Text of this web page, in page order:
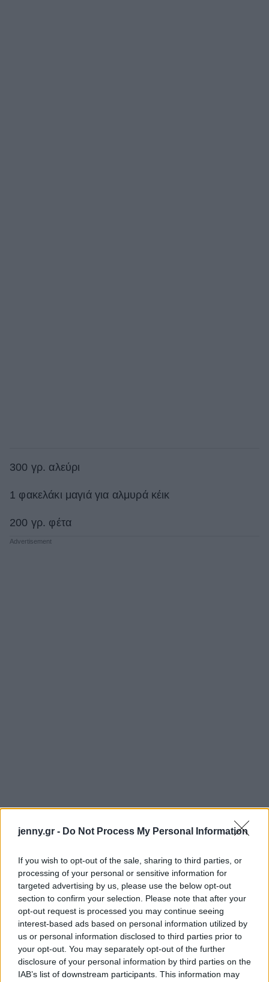
jenny.gr - Do Not Process My Personal Information
If you wish to opt-out of the sale, sharing to third parties, or
processing of your personal or sensitive information for
targeted advertising by us, please use the below opt-out
section to confirm your selection. Please note that after your
opt-out request is processed you may continue seeing
interest-based ads based on personal information utilized by
us or personal information disclosed to third parties prior to
your opt-out. You may separately opt-out of the further
disclosure of your personal information by third parties on the
IAB’s list of downstream participants. This information may
300 γρ. αλεύρι
1 φακελάκι μαγιά για αλμυρά κέικ
200 γρ. φέτα